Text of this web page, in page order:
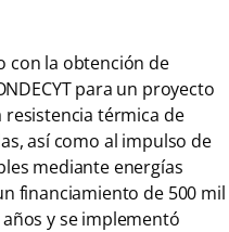
con la obtención de
para un proyecto
térmica de
así como al impulso de
mediante energías
financiamiento de 500 mil
y se implementó